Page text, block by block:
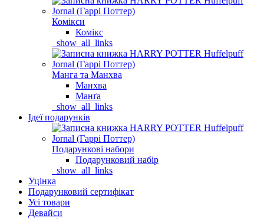
Комікси
Комікс
_show_all_links
Манга та Манхва
Манхва
Манґа
_show_all_links
Ідеї подарунків
Подарункові набори
Подарунковий набір
_show_all_links
Уцінка
Подарунковий сертифікат
Усі товари
Девайси